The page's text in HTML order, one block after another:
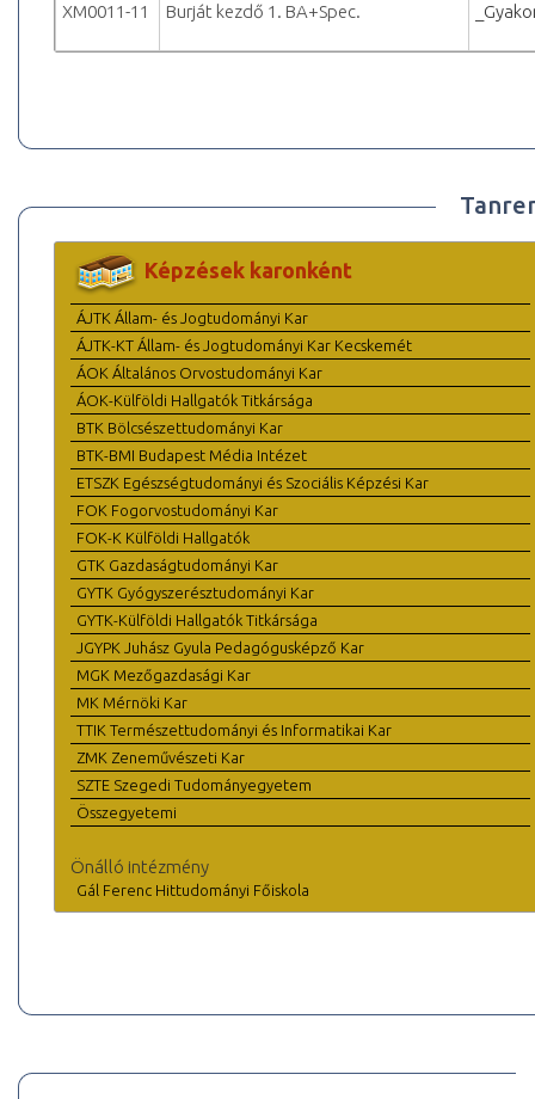
XM0011-11 Burját kezdő 1. BA+Spec.
Képzések karonként
ÁJTK Állam- és Jogtudományi Kar
ÁJTK-KT Állam- és Jogtudományi Kar Kecskemét
ÁOK Általános Orvostudományi Kar
ÁOK-Külföldi Hallgatók Titkársága
BTK Bölcsészettudományi Kar
BTK-BMI Budapest Média Intézet
ETSZK Egészségtudományi és Szociális Képzési Kar
FOK Fogorvostudományi Kar
FOK-K Külföldi Hallgatók
GTK Gazdaságtudományi Kar
GYTK Gyógyszerésztudományi Kar
GYTK-Külföldi Hallgatók Titkársága
JGYPK Juhász Gyula Pedagógusképző Kar
MGK Mezőgazdasági Kar
MK Mérnöki Kar
TTIK Természettudományi és Informatikai Kar
ZMK Zeneművészeti Kar
SZTE Szegedi Tudományegyetem
Összegyetemi
Önálló intézmény
Gál Ferenc Hittudományi Főiskola